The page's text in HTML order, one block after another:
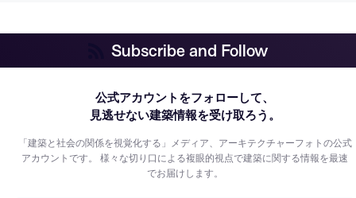
Subscribe and Follow
公式アカウントをフォローして、
見逃せない建築情報を受け取ろう。
「建築と社会の関係を視覚化する」メディア、アーキテクチャーフォトの公式
アカウントです。様々な切り口による複眼的視点で建築に関する情報を最速
でお届けします。